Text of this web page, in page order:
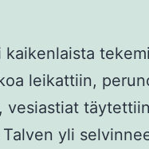
kaikenlaista
leikattiin,
vesiastiat
yli